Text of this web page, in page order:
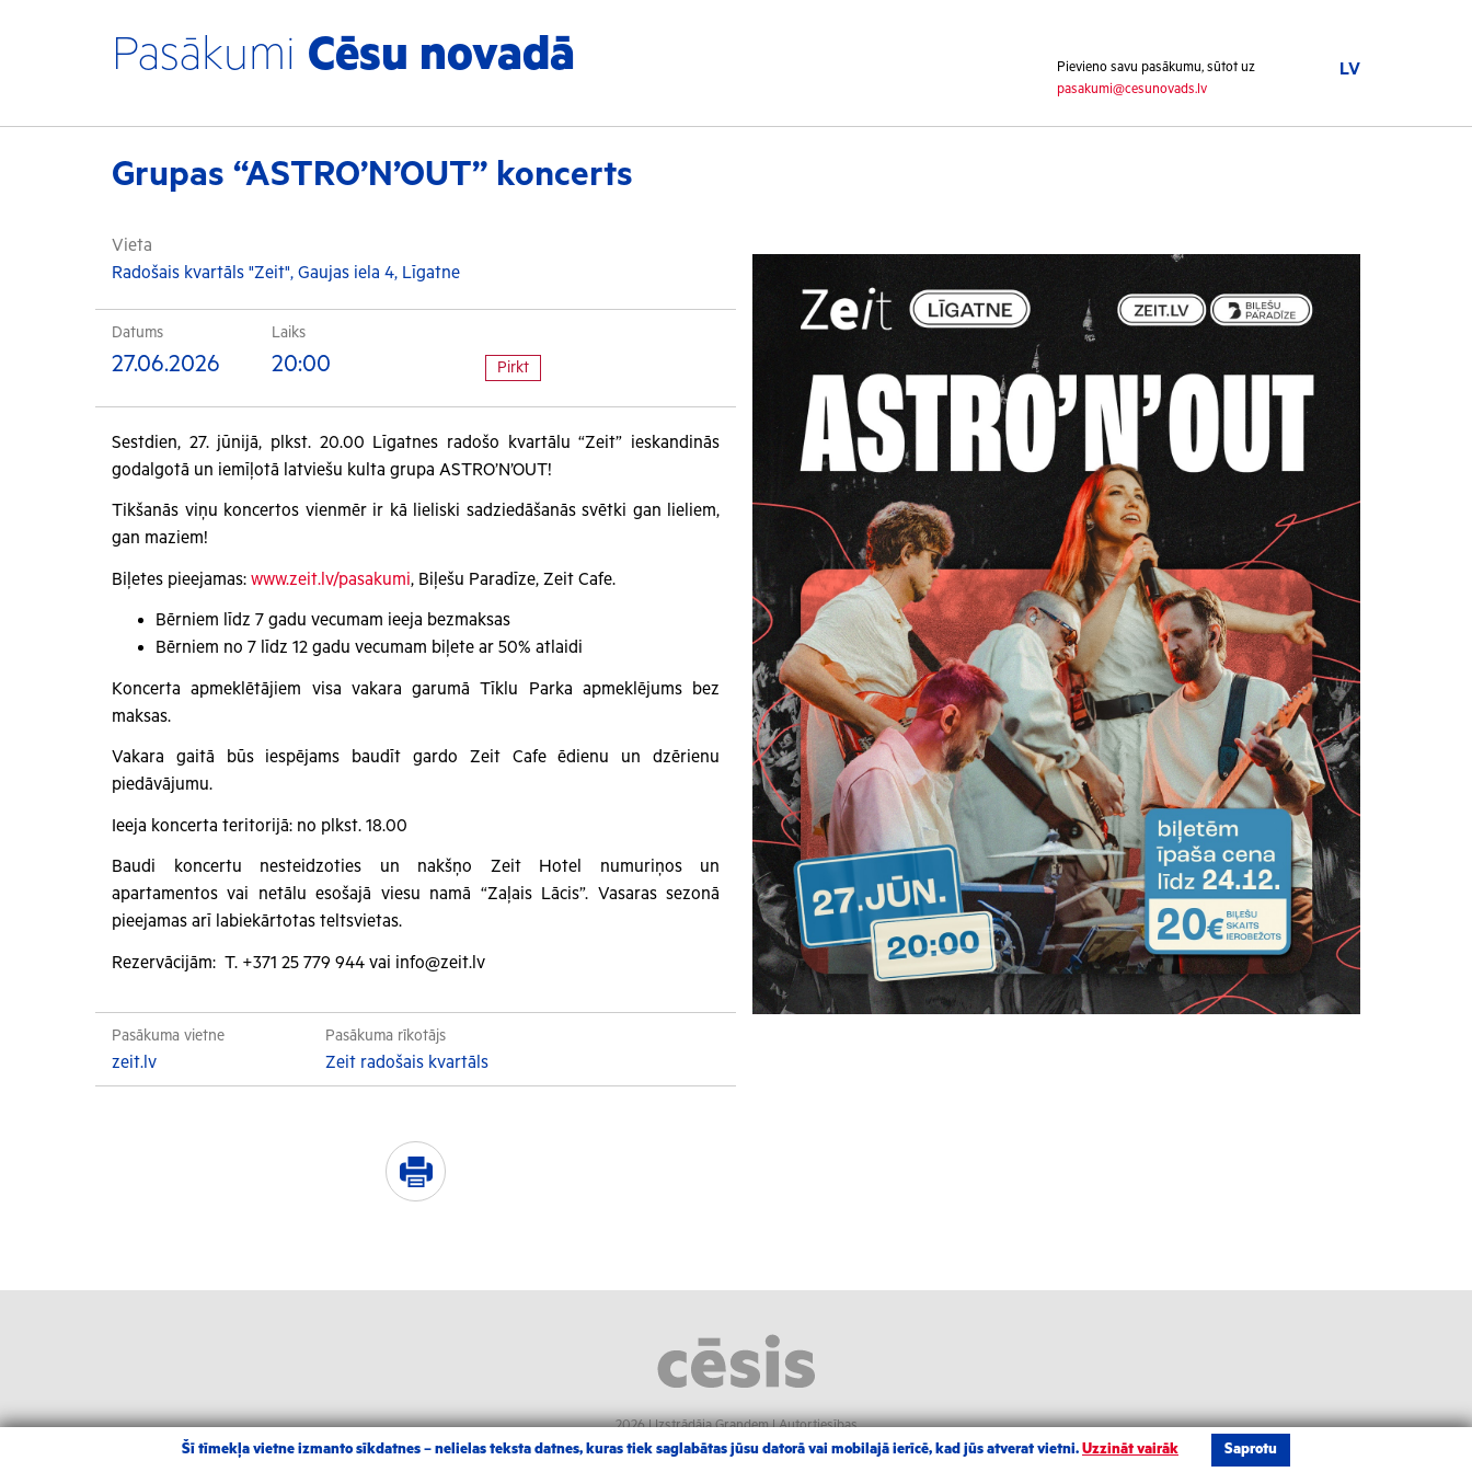
Pasākumi Cēsu novadā LV
Pievieno savu pasākumu, sūtot uz
pasakumi@cesunovads.lv
Grupas “ASTRO’N’OUT” koncerts
Vieta
Radošais kvartāls "Zeit", Gaujas iela 4, Līgatne
Datums
27.06.2026
Laiks
20:00 Pirkt
Sestdien, 27. jūnijā, plkst. 20.00 Līgatnes radošo kvartālu “Zeit” ieskandinās
godalgotā un iemīļotā latviešu kulta grupa ASTRO’N’OUT!
Tikšanās viņu koncertos vienmēr ir kā lieliski sadziedāšanās svētki gan lieliem,
gan maziem!
Biļetes pieejamas: www.zeit.lv/pasakumi, Biļešu Paradīze, Zeit Cafe.
Bērniem līdz 7 gadu vecumam ieeja bezmaksas
Bērniem no 7 līdz 12 gadu vecumam biļete ar 50% atlaidi
Koncerta apmeklētājiem visa vakara garumā Tīklu Parka apmeklējums bez
maksas.
Vakara gaitā būs iespējams baudīt gardo Zeit Cafe ēdienu un dzērienu
piedāvājumu.
Ieeja koncerta teritorijā: no plkst. 18.00
Baudi koncertu nesteidzoties un nakšņo Zeit Hotel numuriņos un
apartamentos vai netālu esošajā viesu namā “Zaļais Lācis”. Vasaras sezonā
pieejamas arī labiekārtotas teltsvietas.
Rezervācijām: T. +371 25 779 944 vai info@zeit.lv
Pasākuma vietne
zeit.lv
Pasākuma rīkotājs
Zeit radošais kvartāls
2026 |Izstrādāja Grandem|Autortiesības
Šī tīmekļa vietne izmanto sīkdatnes – nelielas teksta datnes, kuras tiek saglabātas jūsu datorā vai mobilajā ierīcē, kad jūs atverat vietni. Uzzināt vairāk Saprotu